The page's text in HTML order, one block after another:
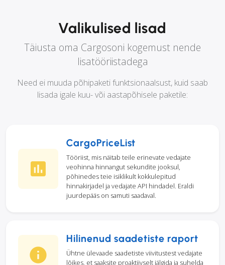
Valikulised lisad
Täiusta oma Cargosoni kogemust nende
lisatööriistadega
Need ei muuda põhipaketi funktsionaalsust, kuid saab
lisada igale kuu- või aastapõhisele paketile:
CargoPriceList
Tööriist, mis näitab teile erinevate vedajate
veohinna hinnangut sekundite jooksul,
põhinedes teie isiklikult kokkulepitud
hinnakirjadel ja vedajate API hindadel. Eraldi
juurdepääs on samuti saadaval.
Hilinenud saadetiste raport
Ühtne ülevaade saadetiste viivitustest vedajate
lõikes, et saaksite proaktiivselt jälgida ja suhelda